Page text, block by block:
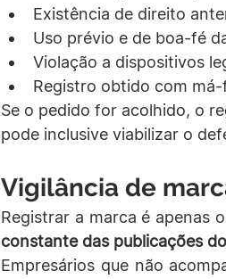
Existência de direito
Uso prévio e de boa-fé
Violação a dispositivos
Registro obtido com má-
Se o pedido for acolhido, o
pode inclusive viabilizar o
Vigilância de
Registrar a marca é apenas
constante das publicações
Empresários que não